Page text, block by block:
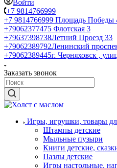
Войти
+7 9814766999
+7 9814766999 Площадь Победы
+79062377475 Флотская 3
+79637398738Летний Проезд 33
+79062389792Ленинский
+79062389445г. Черняховск ,
Заказать звонок
Игры, игрушки, товары
Штампы детские
Мыльные пузыри
Книги детские,
Пазлы детские
Игры настольные,